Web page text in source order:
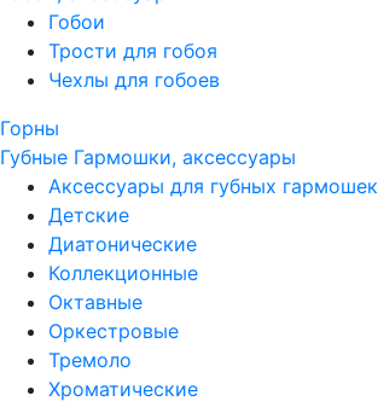
Гобои
Трости для гобоя
Чехлы для гобоев
Горны
Губные Гармошки, аксессуары
Аксессуары для губных гармошек
Детские
Диатонические
Коллекционные
Октавные
Оркестровые
Тремоло
Хроматические